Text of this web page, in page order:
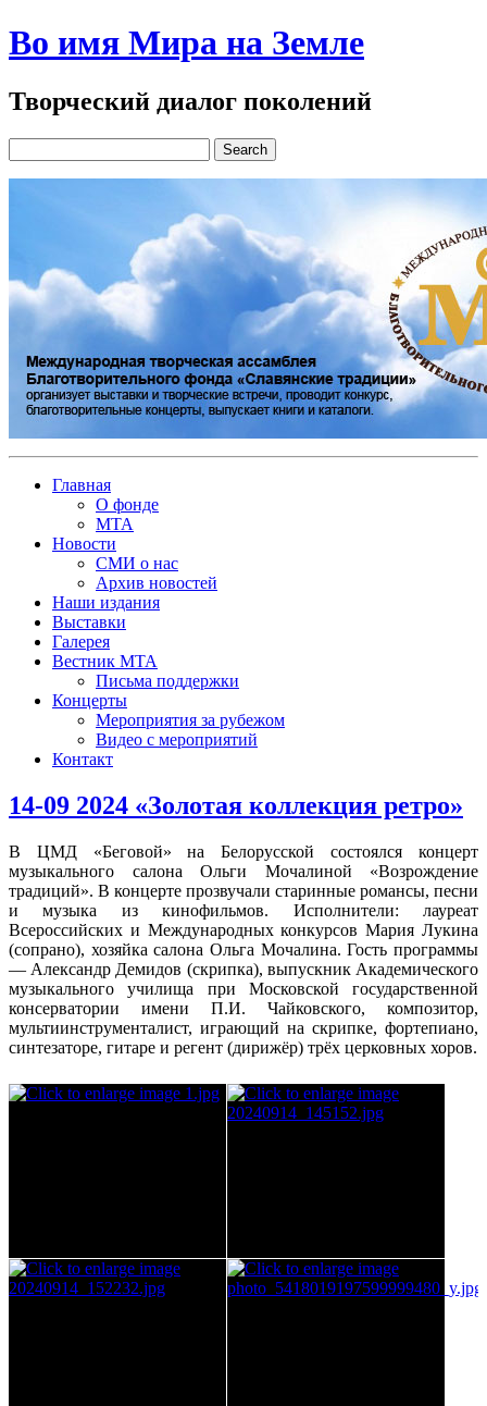
Во имя Мира на Земле
Творческий диалог поколений
Главная
О фонде
МТА
Новости
СМИ о нас
Архив новостей
Наши издания
Выставки
Галерея
Вестник МТА
Письма поддержки
Концерты
Мероприятия за рубежом
Видео с мероприятий
Контакт
14-09 2024 «Золотая коллекция ретро»
В ЦМД «Беговой» на Белорусской состоялся концерт
музыкального салона Ольги Мочалиной «Возрождение
традиций». В концерте прозвучали старинные романсы, песни
и музыка из кинофильмов. Исполнители: лауреат
Всероссийских и Международных конкурсов Мария Лукина
(сопрано), хозяйка салона Ольга Мочалина. Гость программы
— Александр Демидов (скрипка), выпускник Академического
музыкального училища при Московской государственной
консерватории имени П.И. Чайковского, композитор,
мультиинструменталист, играющий на скрипке, фортепиано,
синтезаторе, гитаре и регент (дирижёр) трёх церковных хоров.